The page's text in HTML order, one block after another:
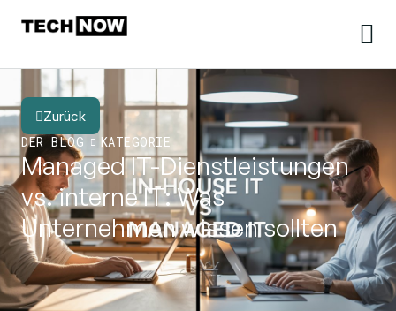
Zurück
DER BLOG
KATEGORIE
Managed IT-Dienstleistungen
vs. interne IT: Was
Unternehmen wissen sollten